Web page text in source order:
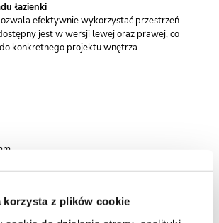
korzysta z plików cookie
łazienki
efektywnie wykorzystać przestrzeń
jest w wersji lewej oraz prawej, co
konkretnego projektu wnętrza.